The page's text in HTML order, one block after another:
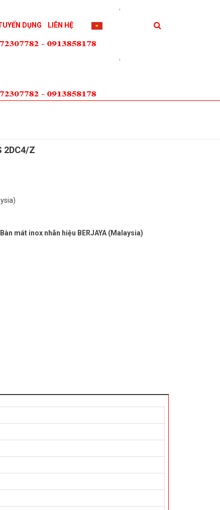
DỤNG LIÊN HỆ
2DC4/Z
mát inox nhãn hiệu BERJAYA (Malaysia)